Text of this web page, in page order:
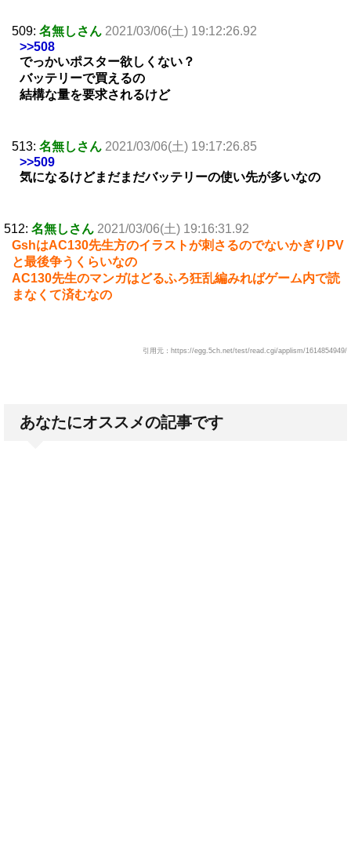
509: 名無しさん 2021/03/06(土) 19:12:26.92
>>508
でっかいポスター欲しくない？
バッテリーで買えるの
結構な量を要求されるけど
513: 名無しさん 2021/03/06(土) 19:17:26.85
>>509
気になるけどまだまだバッテリーの使い先が多いなの
512: 名無しさん 2021/03/06(土) 19:16:31.92
GshはAC130先生方のイラストが刺さるのでないかぎりPV
と最後争うくらいなの
AC130先生のマンガはどるふろ狂乱編みればゲーム内で読
まなくて済むなの
引用元：https://egg.5ch.net/test/read.cgi/applism/1614854949/
あなたにオススメの記事です